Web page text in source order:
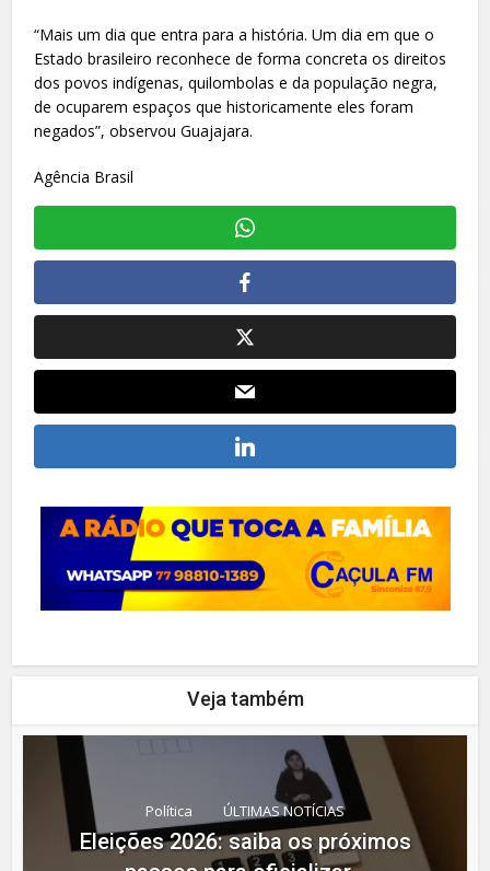
“Mais um dia que entra para a história. Um dia em que o
Estado brasileiro reconhece de forma concreta os direitos
dos povos indígenas, quilombolas e da população negra,
de ocuparem espaços que historicamente eles foram
negados”, observou Guajajara.
Agência Brasil
Veja também
Política ÚLTIMAS NOTÍCIAS
Eleições 2026: saiba os próximos